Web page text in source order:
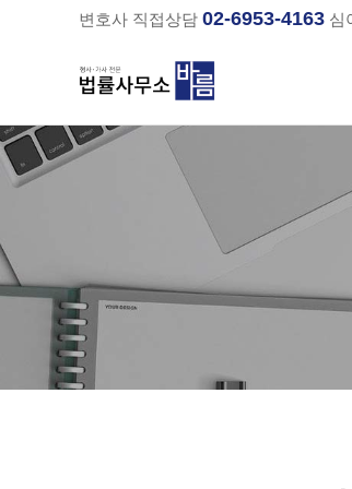
변호사 직접상담 02-6953-4163 심
하위분류